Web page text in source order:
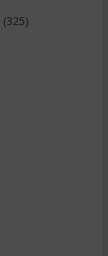
(325)